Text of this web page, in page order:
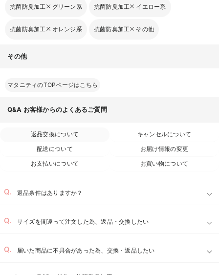
抗菌防臭加工 グリーン系 抗菌防臭加工 イエロー系
抗菌防臭加工 オレンジ系 抗菌防臭加工 その他
その他
マタニティのTOPページはこちら
Q&A お客様からのよくあるご質問
返品交換について
キャンセルについて
配送について
お届け情報の変更
お支払いについて
お買い物について
返品条件はありますか？
サイズを間違って注文した為、返品・交換したい
届いた商品に不具合があった為、交換・返品したい